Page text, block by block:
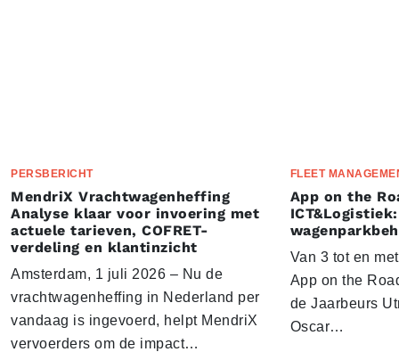
PERSBERICHT
MendriX Vrachtwagenheffing
Analyse klaar voor invoering met
actuele tarieven, COFRET-
verdeling en klantinzicht
Amsterdam, 1 juli 2026 – Nu de
vrachtwagenheffing in Nederland per
vandaag is ingevoerd, helpt MendriX
vervoerders om de impact…
FLEET
App on the
Van 3 tot en
App on the
de Jaarbeurs
Oscar…